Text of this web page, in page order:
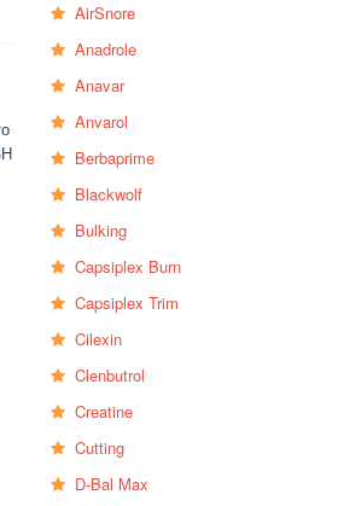
AirSnore
Anadrole
Anavar
Anvarol
Berbaprime
Blackwolf
Bulking
Capsiplex Burn
Capsiplex Trim
Cilexin
Clenbutrol
Creatine
Cutting
D-Bal Max